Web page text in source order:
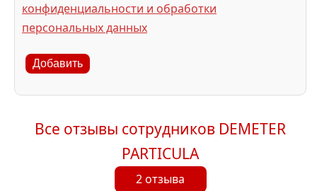
конфиденциальности и обработки
персональных данных
Добавить
Все отзывы сотрудников DEMETER
PARTICULA
2 отзыва